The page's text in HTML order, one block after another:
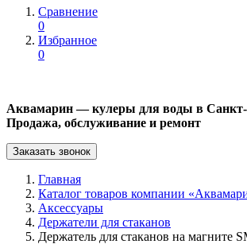
Сравнение
0
Избранное
0
Аквамарин — кулеры для воды в Санкт-
Продажа, обслуживание и ремонт
Заказать звонок
Главная
Каталог товаров компании
Аксессуары
Держатели для стаканов
Держатель для стаканов на магните